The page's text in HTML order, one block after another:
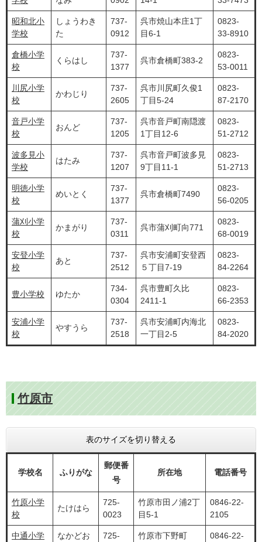
昭和北小
学校
しょうわき
た
737-
0912
呉市焼山本庄1丁
目6-1
0823-
33-8910
倉橋小学
校
くらはし
737-
1377
呉市倉橋町383-2
0823-
53-0011
川尻小学
校
かわじり
737-
2605
呉市川尻町久俊1
丁目5-24
0823-
87-2170
音戸小学
校
おんど
737-
1205
呉市音戸町南隠渡
1丁目12-6
0823-
51-2712
波多見小
学校
はたみ
737-
1207
呉市音戸町波多見
9丁目11-1
0823-
51-2713
明徳小学
校
めいとく
737-
1377
呉市倉橋町7490
0823-
56-0205
蒲刈小学
校
かまがり
737-
0311
呉市蒲刈町向771
0823-
68-0019
安登小学
校
あと
737-
2512
呉市安浦町安登西
５丁目7-19
0823-
84-2264
豊小学校 ゆたか
734-
0304
呉市豊町久比
2411-1
0823-
66-2353
安浦小学
校
やすうら
737-
2518
呉市安浦町内海北
一丁目2-5
0823-
84-2020
竹原市
表のサイズを切り替える
学校名 ふりがな
郵便番
号
所在地 電話番号
竹原小学
校
たけはら
725-
0023
竹原市田ノ浦2丁
目5-1
0846-22-
2105
中通小学
なかどお
725-
竹原市下野町
0846-22-